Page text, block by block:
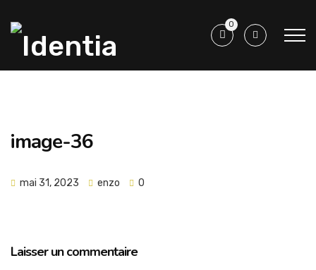
0
image-36
mai 31, 2023 enzo 0
Laisser un commentaire